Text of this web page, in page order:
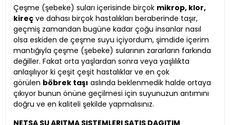
Çeşme (şebeke) suları içerisinde birçok mikrop, klor,
kireç ve dahası birçok hastalıkları beraberinde taşır,
geçmiş zamandan bugüne kadar çoğu insanlar nasıl
olsa eskiden de çeşme suyu içiyordum, şimdide içerim
mantığıyla çeşme (şebeke) sularının zararların farkında
değiller. Fakat orta yaşlardan sonra veya yaşlılıkta
anlaşılıyor ki çeşit çeşit hastalıklar ve en çok
görülen böbrek taşı aslında beklenmedik halde ortaya
çıkıyor bunun önüne geçilmesi için suyunuzun arıtımını
doğru ve en kaliteli şekilde yapmalısınız.
NETSA SU ARITMA SISTEMLERI SATIS DAGITIM